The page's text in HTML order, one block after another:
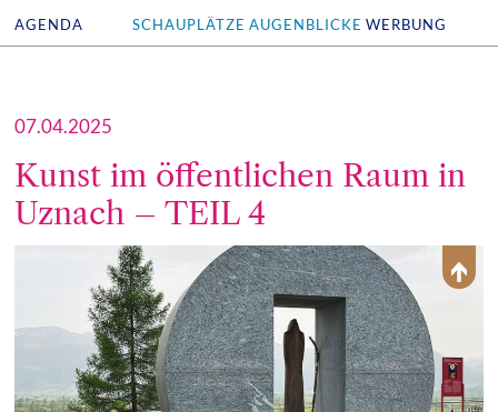
AGENDA SCHAUPLÄTZE AUGENBLICKE WERBUNG
07.04.2025
Kunst im öffentlichen Raum in
Uznach – TEIL 4